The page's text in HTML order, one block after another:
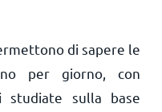
di sapere le
per giorno, con
studiate sulla base